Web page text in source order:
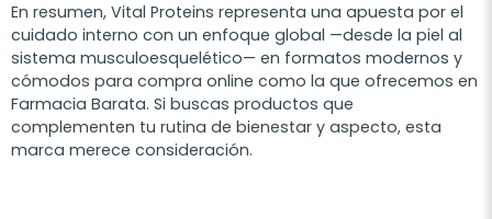
En resumen, Vital Proteins representa una apuesta por el
cuidado interno con un enfoque global —desde la piel al
sistema musculoesquelético— en formatos modernos y
cómodos para compra online como la que ofrecemos en
Farmacia Barata. Si buscas productos que
complementen tu rutina de bienestar y aspecto, esta
marca merece consideración.